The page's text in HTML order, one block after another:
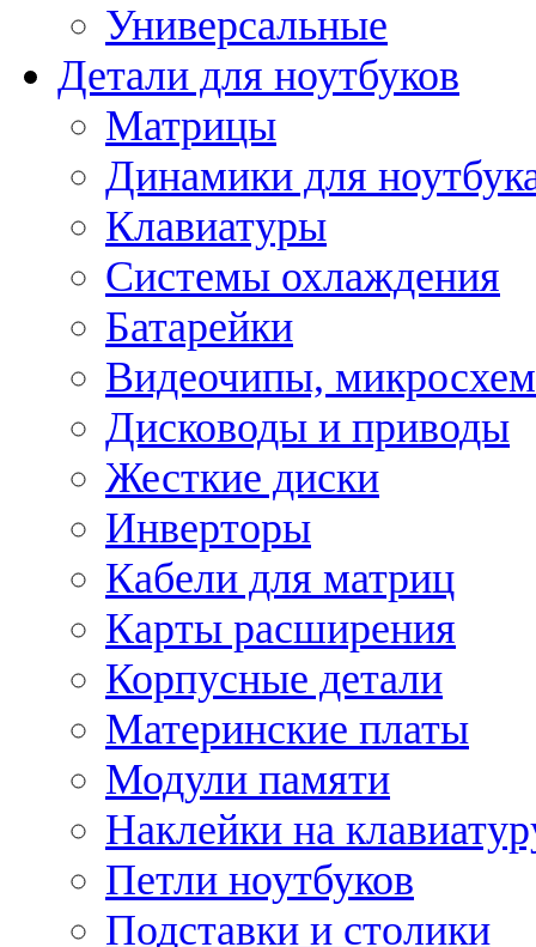
Универсальные
Детали для ноутбуков
Матрицы
Динамики для
Клавиатуры
Системы охлаждения
Батарейки
Видеочипы,
Дисководы и приводы
Жесткие диски
Инверторы
Кабели для матриц
Карты расширения
Корпусные детали
Материнские платы
Модули памяти
Наклейки на
Петли ноутбуков
Подставки и столики